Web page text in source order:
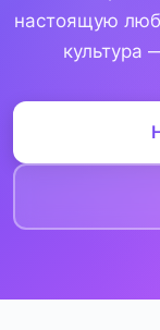
настоящую
культура